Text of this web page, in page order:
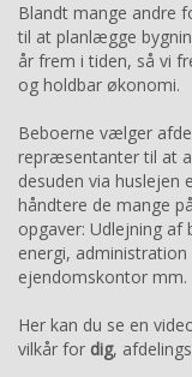
Blandt mange andre
til at planlægge
år frem i tiden, så vi
og holdbar økonomi.
Beboerne vælger
repræsentanter til at
desuden via huslejen
håndtere de mange
opgaver: Udlejning af
energi,
ejendomskontor mm.
Her kan du se en
vilkår for dig,